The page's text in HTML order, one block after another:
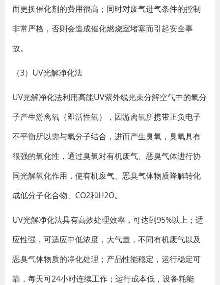
而更换催化剂的费用很高；同时对废气进气条件的控制
非常严格，否则会造成催化燃烧室堵塞而引起安全事
故。
（3）UV光解净化法
UV光解净化法利用高能UV紫外线光束分解空气中的氧分
子产生游离氧（即活性氧），因游离氧所携带正负电子
不平衡所以需与氧分子结合，进而产生臭氧，臭氧具有
很强的氧化性，通过臭氧对有机废气、恶臭气体进行协
同光解氧化作用，使有机废气、恶臭气体物质降解转化
成低分子化合物、CO2和H2O。
UV光解净化法具有高效处理效率，可达到95%以上；适
应性强，可适应中低浓度，大气量，不同有机废气以及
恶臭气体物质的净化处理；产品性能稳定，运行稳定可
靠，每天可24小时连续工作；运行成本低，设备耗能